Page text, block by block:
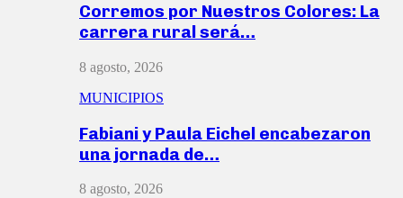
Corremos por Nuestros Colores: La
carrera rural será…
8 agosto, 2026
MUNICIPIOS
Fabiani y Paula Eichel encabezaron
una jornada de…
8 agosto, 2026